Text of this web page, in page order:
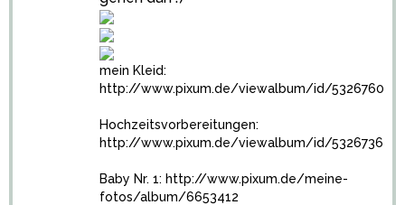
mein Kleid:
http://www.pixum.de/viewalbum/id/5326760
Hochzeitsvorbereitungen:
http://www.pixum.de/viewalbum/id/5326736
Baby Nr. 1: http://www.pixum.de/meine-
fotos/album/6653412